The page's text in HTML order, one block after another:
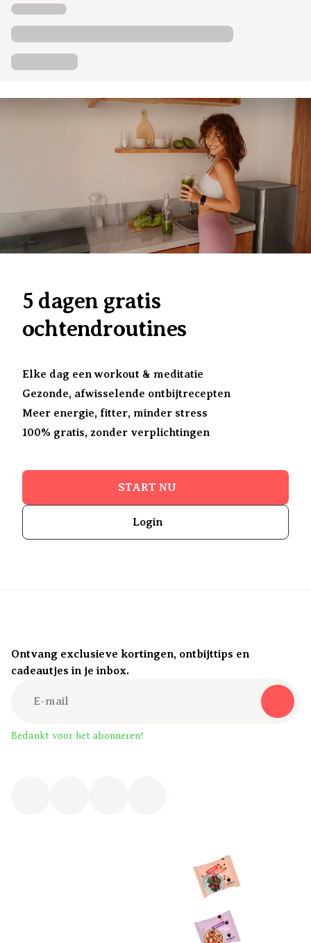
5 dagen gratis
ochtendroutines
Elke dag een workout & meditatie
Gezonde, afwisselende ontbijtrecepten
Meer energie, fitter, minder stress
100% gratis, zonder verplichtingen
START NU
Login
Ontvang exclusieve kortingen, ontbijttips en
cadeautjes in je inbox.
Bedankt voor het abonneren!